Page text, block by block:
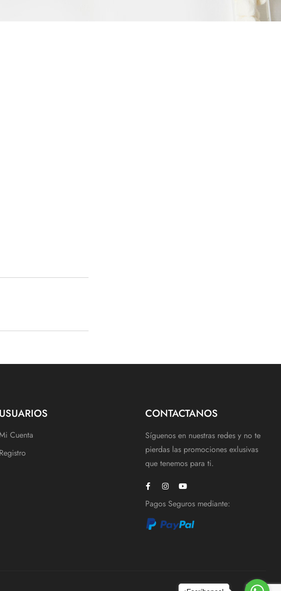
USUARIOS
Cuenta
Registro
CONTACTANOS
Síguenos en nuestras redes y no te
pierdas las promociones exlusivas
que tenemos para ti.
Pagos Seguros mediante: